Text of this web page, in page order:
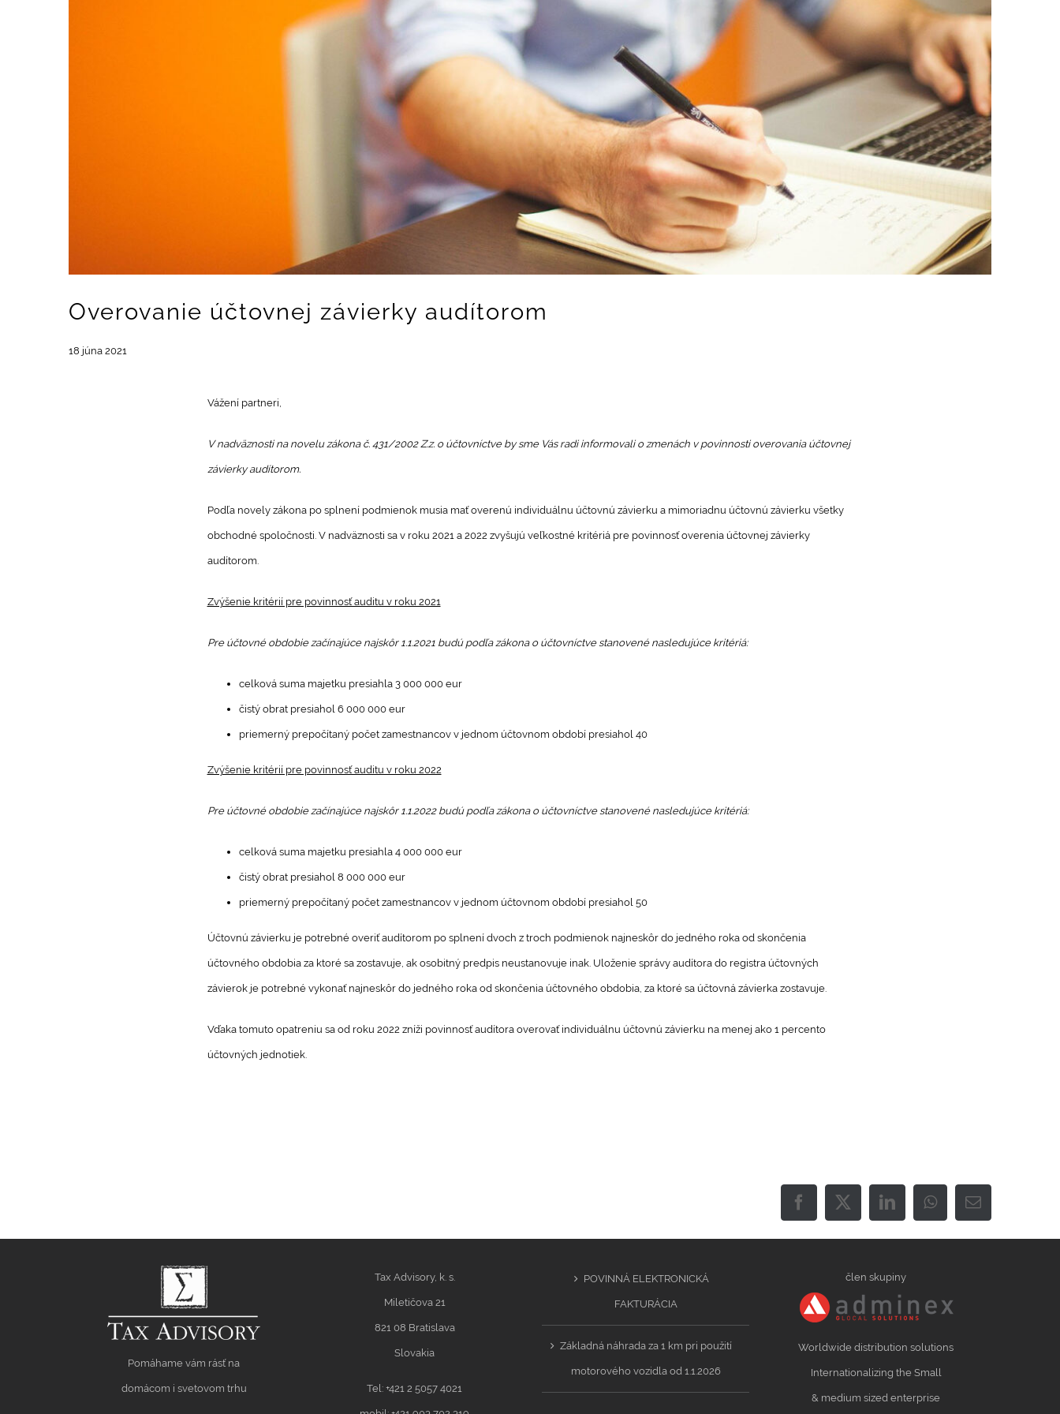
Overovanie účtovnej závierky audítorom
18 júna 2021
Vážení partneri,
V nadväznosti na novelu zákona č. 431/2002 Z.z. o účtovníctve by sme Vás radi informovali o zmenách v povinnosti overovania účtovnej
závierky audítorom.
Podľa novely zákona po splnení podmienok musia mať overenú individuálnu účtovnú závierku a mimoriadnu účtovnú závierku všetky
obchodné spoločnosti. V nadväznosti sa v roku 2021 a 2022 zvyšujú veľkostné kritériá pre povinnosť overenia účtovnej závierky
audítorom.
Zvýšenie kritérií pre povinnosť auditu v roku 2021
Pre účtovné obdobie začínajúce najskôr 1.1.2021 budú podľa zákona o účtovníctve stanovené nasledujúce kritériá:
celková suma majetku presiahla 3 000 000 eur
čistý obrat presiahol 6 000 000 eur
priemerný prepočítaný počet zamestnancov v jednom účtovnom období presiahol 40
Zvýšenie kritérií pre povinnosť auditu v roku 2022
Pre účtovné obdobie začínajúce najskôr 1.1.2022 budú podľa zákona o účtovníctve stanovené nasledujúce kritériá:
celková suma majetku presiahla 4 000 000 eur
čistý obrat presiahol 8 000 000 eur
priemerný prepočítaný počet zamestnancov v jednom účtovnom období presiahol 50
Účtovnú závierku je potrebné overiť audítorom po splnení dvoch z troch podmienok najneskôr do jedného roka od skončenia
účtovného obdobia za ktoré sa zostavuje, ak osobitný predpis neustanovuje inak. Uloženie správy audítora do registra účtovných
závierok je potrebné vykonať najneskôr do jedného roka od skončenia účtovného obdobia, za ktoré sa účtovná závierka zostavuje.
Vďaka tomuto opatreniu sa od roku 2022 zníži povinnosť audítora overovať individuálnu účtovnú závierku na menej ako 1 percento
účtovných jednotiek.
Facebook
X LinkedInWhatsAppEmail
Pomáhame vám rásť na
domácom i svetovom trhu
Tax Advisory, k. s.
Miletičova 21
821 08 Bratislava
Slovakia
Tel: +421 2 5057 4021
POVINNÁ ELEKTRONICKÁ
FAKTURÁCIA
Základná náhrada za 1 km pri použití
motorového vozidla od 1.1.2026
člen skupiny
Worldwide distribution solutions
Internationalizing the Small
& medium sized enterprise